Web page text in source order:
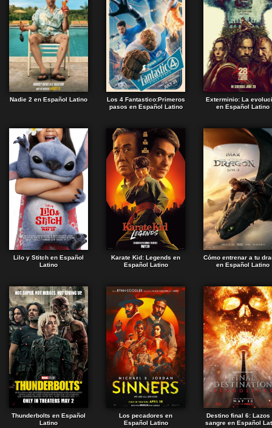
Nadie 2 en Español Latino
Los 4 Fantastico:Primeros
pasos en Español Latino
Exterminio: La
en Español Latino
Lilo y Stitch en Español
Latino
Karate Kid: Legends en
Español Latino
Cómo entrenar a tu
en Español Latino
Thunderbolts en Español
Latino
Los pecadores en
Español Latino
Destino final 6: Lazos
sangre en Español